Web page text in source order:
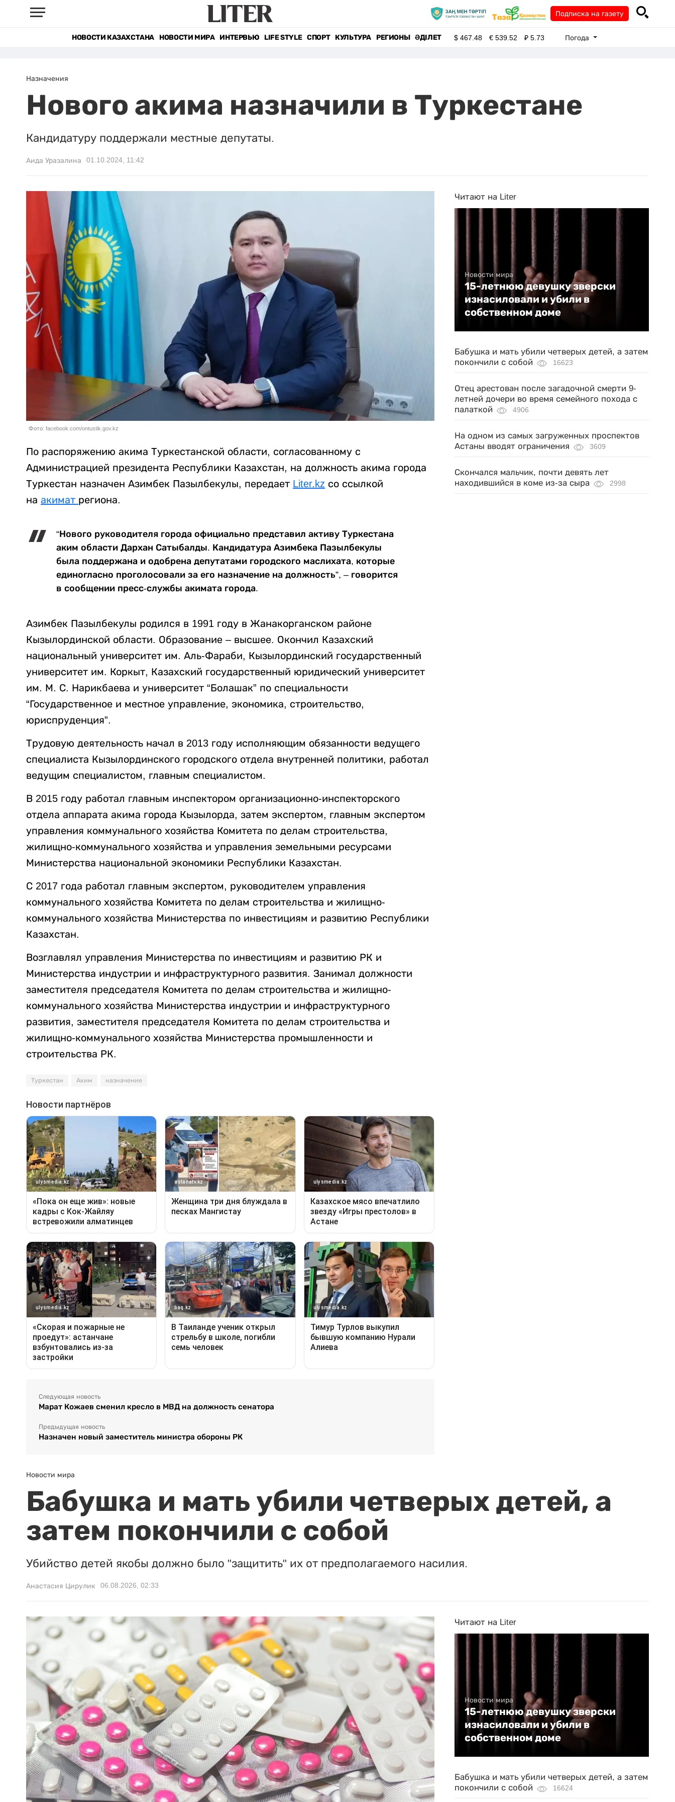
Подписка на газету
НОВОСТИ КАЗАХСТАНА НОВОСТИ МИРА ИНТЕРВЬЮ LIFE STYLE СПОРТ КУЛЬТУРА РЕГИОНЫ ӘДІЛЕТ $467.48 €539.52 ₽5.73 Погода
Назначения
Нового акима назначили в Туркестане
Кандидатуру поддержали местные депутаты.
Аида Уразалина 01.10.2024, 11:42
Фото: facebook.com/ontustik.gov.kz
По распоряжению акима Туркестанской области, согласованному с
Администрацией президента Республики Казахстан, на должность акима города
Туркестан назначен Азимбек Пазылбекулы, передает Liter.kz со ссылкой
на акимат региона.
“Нового руководителя города официально представил активу Туркестана
аким области Дархан Сатыбалды. Кандидатура Азимбека Пазылбекулы
была поддержана и одобрена депутатами городского маслихата, которые
единогласно проголосовали за его назначение на должность”, – говорится
в сообщении пресс-службы акимата города.
Азимбек Пазылбекулы родился в 1991 году в Жанакорганском районе
Кызылординской области. Образование – высшее. Окончил Казахский
национальный университет им. Аль-Фараби, Кызылординский государственный
университет им. Коркыт, Казахский государственный юридический университет
им. М. С. Нарикбаева и университет “Болашак” по специальности
“Государственное и местное управление, экономика, строительство,
юриспруденция”.
Трудовую деятельность начал в 2013 году исполняющим обязанности ведущего
специалиста Кызылординского городского отдела внутренней политики, работал
ведущим специалистом, главным специалистом.
В 2015 году работал главным инспектором организационно-инспекторского
отдела аппарата акима города Кызылорда, затем экспертом, главным экспертом
управления коммунального хозяйства Комитета по делам строительства,
жилищно-коммунального хозяйства и управления земельными ресурсами
Министерства национальной экономики Республики Казахстан.
С 2017 года работал главным экспертом, руководителем управления
коммунального хозяйства Комитета по делам строительства и жилищно-
коммунального хозяйства Министерства по инвестициям и развитию Республики
Казахстан.
Возглавлял управления Министерства по инвестициям и развитию РК и
Министерства индустрии и инфраструктурного развития. Занимал должности
заместителя председателя Комитета по делам строительства и жилищно-
коммунального хозяйства Министерства индустрии и инфраструктурного
развития, заместителя председателя Комитета по делам строительства и
жилищно-коммунального хозяйства Министерства промышленности и
строительства РК.
Туркестан Аким назначение
Следующая новость
Марат Кожаев сменил кресло в МВД на должность сенатора
Предыдущая новость
Назначен новый заместитель министра обороны РК
Читают на Liter
Новости мира
15-летнюю девушку зверски
изнасиловали и убили в
собственном доме
Бабушка и мать убили четверых детей, а затем
покончили с собой
16623
Отец арестован после загадочной смерти 9-
летней дочери во время семейного похода с
палаткой
4906
На одном из самых загруженных проспектов
Астаны вводят ограничения
3609
Скончался мальчик, почти девять лет
находившийся в коме из-за сыра
2998
Новости мира
Бабушка и мать убили четверых детей, а
затем покончили с собой
Убийство детей якобы должно было "защитить" их от предполагаемого насилия.
Анастасия Цирулик 06.08.2026, 02:33
Читают на Liter
Новости мира
15-летнюю девушку зверски
изнасиловали и убили в
собственном доме
Бабушка и мать убили четверых детей, а затем
покончили с собой
16624